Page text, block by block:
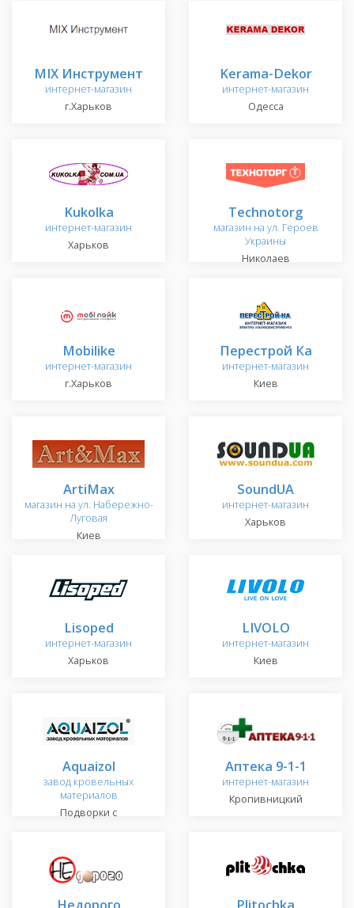
MIX Инструмент
интернет-магазин
г.Харьков
Kerama-Dekor
интернет-магазин
Одесса
Kukolka
интернет-магазин
Харьков
Technotorg
магазин на ул. Героев
Украины
Николаев
Mobilike
интернет-магазин
г.Харьков
Перестрой Ка
интернет-магазин
Киев
ArtiMax
магазин на ул. Набережно-
Луговая
Киев
SoundUA
интернет-магазин
Харьков
Lisoped
интернет-магазин
Харьков
LIVOLO
интернет-магазин
Киев
Aquaizol
завод кровельных
материалов
Подворки c
Аптека 9-1-1
интернет-магазин
Кропивницкий